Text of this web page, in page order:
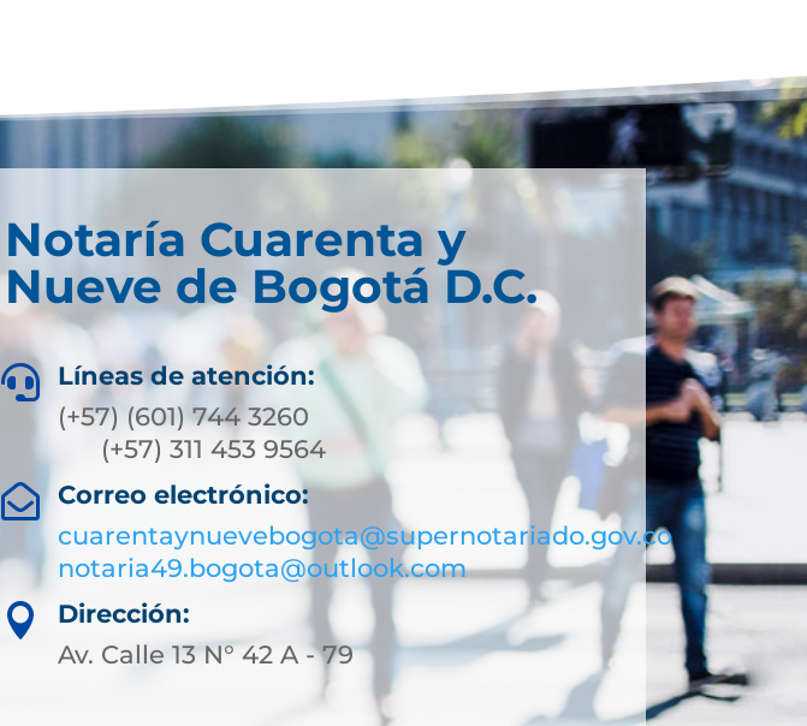
Notaría Cuarenta y
Nueve de Bogotá D.C.

Líneas de atención:
(+57) (601) 744 3260
(+57) 311 453 9564

Correo electrónico:
cuarentaynuevebogota@supernotariado.gov.co
notaria49.bogota@outlook.com

Dirección:
Av. Calle 13 N° 42 A - 79